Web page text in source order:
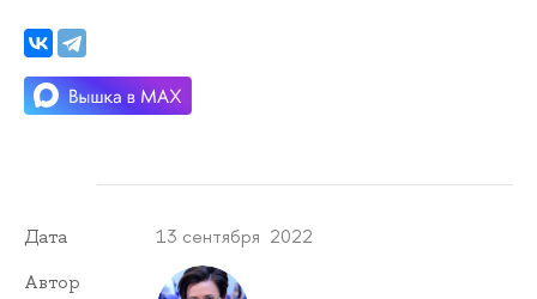
Дата 13 сентября 2022
Автор